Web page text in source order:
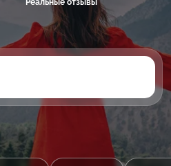
Реальные отзывы